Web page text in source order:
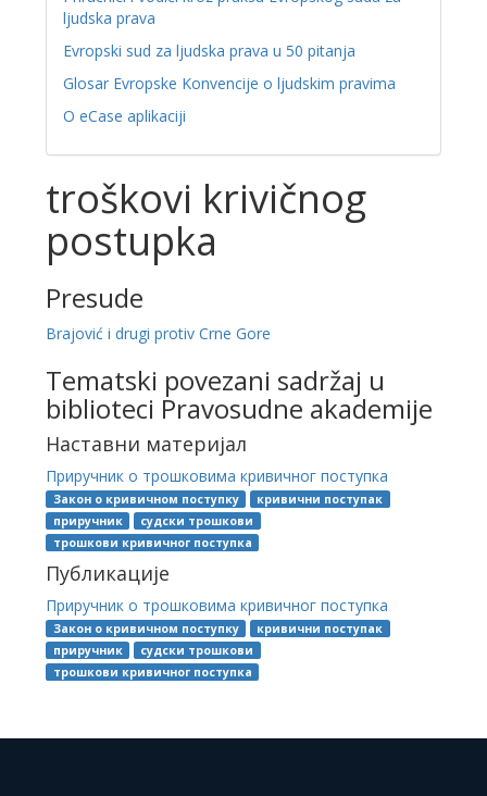
ljudska prava
Evropski sud za ljudska prava u 50 pitanja
Glosar Evropske Konvencije o ljudskim pravima
O eCase aplikaciji
troškovi krivičnog
postupka
Presude
Brajović i drugi protiv Crne Gore
Tematski povezani sadržaj u
biblioteci Pravosudne akademije
Наставни материјал
Приручник о трошковима кривичног поступка
Закон о кривичном поступку
кривични поступак
приручник
судски трошкови
трошкови кривичног поступка
Публикације
Приручник о трошковима кривичног поступка
Закон о кривичном поступку
кривични поступак
приручник
судски трошкови
трошкови кривичног поступка